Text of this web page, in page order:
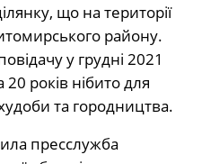
що на території
району.
у грудні 2021
років нібито для
та городництва.
пресслужба